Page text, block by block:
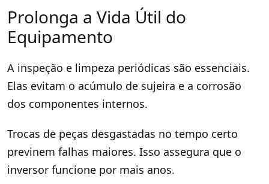
Prolonga a Vida Útil do
Equipamento
A inspeção e limpeza periódicas são essenciais.
Elas evitam o acúmulo de sujeira e a corrosão
dos componentes internos.
Trocas de peças desgastadas no tempo certo
previnem falhas maiores. Isso assegura que o
inversor funcione por mais anos.